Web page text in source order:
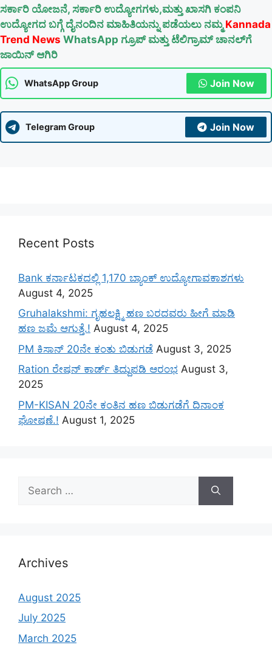
ಸರ್ಕಾರಿ ಯೋಜನೆ, ಸರ್ಕಾರಿ ಉದ್ಯೋಗಗಳು,ಮತ್ತು ಖಾಸಗಿ ಕಂಪನಿ
ಉದ್ಯೋಗದ ಬಗ್ಗೆ ದೈನಂದಿನ ಮಾಹಿತಿಯನ್ನು ಪಡೆಯಲು ನಮ್ಮ Kannada
Trend News WhatsApp ಗ್ರೂಪ್ ಮತ್ತು ಟೆಲಿಗ್ರಾಮ್ ಚಾನಲ್‌ಗೆ
ಜಾಯಿನ್ ಆಗಿರಿ
WhatsApp Group Join Now
Telegram Group Join Now
Recent Posts
Bank ಕರ್ನಾಟಕದಲ್ಲಿ 1,170 ಬ್ಯಾಂಕ್ ಉದ್ಯೋಗಾವಕಾಶಗಳು
August 4, 2025
Gruhalakshmi: ಗೃಹಲಕ್ಷ್ಮಿ ಹಣ ಬರದವರು ಹೀಗೆ ಮಾಡಿ
ಹಣ ಜಮೆ‌ ಆಗುತ್ತೆ.! August 4, 2025
PM ಕಿಸಾನ್ 20ನೇ ಕಂತು ಬಿಡುಗಡೆ August 3, 2025
Ration ರೇಷನ್ ಕಾರ್ಡ್ ತಿದ್ದುಪಡಿ ಆರಂಭ August 3,
2025
PM-KISAN 20ನೇ ಕಂತಿನ ಹಣ ಬಿಡುಗಡೆಗೆ ದಿನಾಂಕ
ಘೋಷಣೆ.! August 1, 2025
for:
Archives
August 2025
July 2025
March 2025